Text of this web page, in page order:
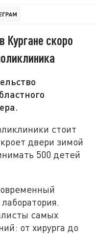
Кургане скоро
стоит
двери зимой
500 детей
самых
от хирурга до